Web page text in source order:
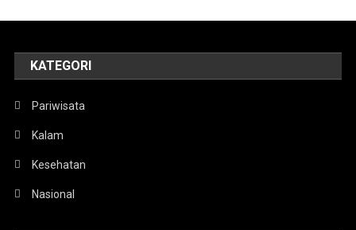
KATEGORI
Pariwisata
Kalam
Kesehatan
Nasional